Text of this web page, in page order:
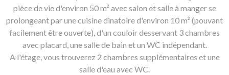
pièce de vie d'environ 50 m² avec salon et salle à manger se
prolongeant par une cuisine dinatoire d'environ 10 m² (pouvant
facilement être ouverte), d'un couloir desservant 3 chambres
avec placard, une salle de bain et un WC indépendant.
A l'étage, vous trouverez 2 chambres supplémentaires et une
salle d'eau avec WC.